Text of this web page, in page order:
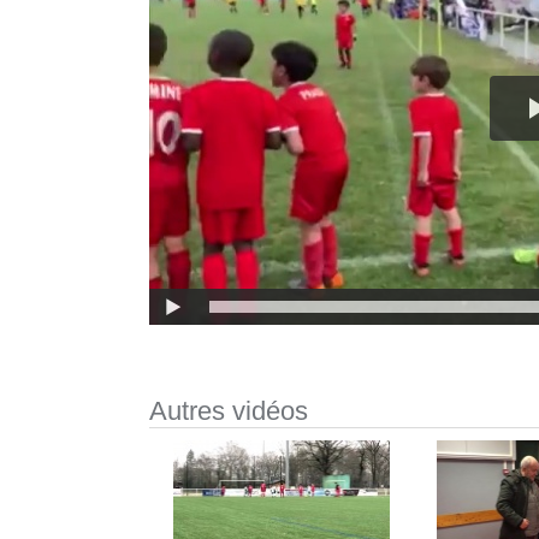
Autres vidéos